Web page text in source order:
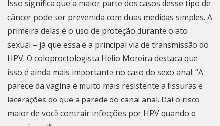
Isso significa que a maior parte dos casos desse tipo de
câncer pode ser prevenida com duas medidas simples. A
primeira delas é o uso de proteção durante o ato
sexual – já que essa é a principal via de transmissão do
HPV. O coloproctologista Hélio Moreira destaca que
isso é ainda mais importante no caso do sexo anal: “A
parede da vagina é muito mais resistente a fissuras e
lacerações do que a parede do canal anal. Daí o risco
maior de você contrair infecções por HPV quando o